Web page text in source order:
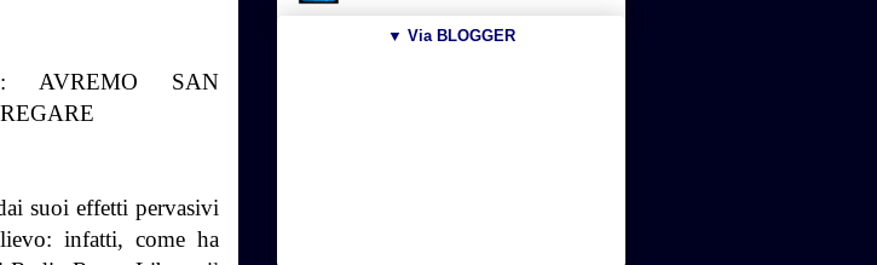
AVREMO SAN
suoi effetti pervasivi
infatti, come ha
▼ Via BLOGGER